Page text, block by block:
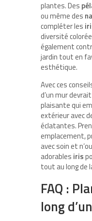
plantes. Des
ou même des
compléter les
diversité
également
jardin tout en
esthétique.
Avec ces
d’un mur
plaisante qui
extérieur avec
éclatantes.
emplacement,
avec soin et
adorables iris
tout au long de
FAQ :
long